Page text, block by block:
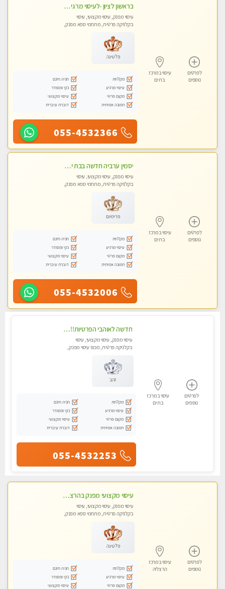
לפרטים
נוספים
עיסוי במרכז
בת ים
בראשון לציון -לעיסוי מרגיע ומפנק VIP-מומלץ לחלוטין! פרטי! ​​​​​​ Highly recommended
עיסוי מפנק, עיסוי מקצועי, עיסוי
בקלניקה פרטית, מתחמי ספא מפנק,
פלטינה
מקלחת
חניה חינם
עיסוי מרגיע
נקי ומסודר
מקום פרטי
עיסוי מקצועי
תמונה אמיתית
דוברת עיברית
055-4532366
לפרטים
נוספים
עיסוי במרכז
בת ים
יסמין ערביה חדשה בבת ים חדש חדש .כל סוגי העיסויים במקום הכי מושלם בעיר בת ים . highly recommended..new in the city
עיסוי מפנק, עיסוי מקצועי, עיסוי
בקלניקה פרטית, מתחמי ספא מפנק,
טנטרה
פרימיום
מקלחת
חניה חינם
עיסוי מרגיע
נקי ומסודר
מקום פרטי
עיסוי מקצועי
תמונה אמיתית
דוברת עיברית
055-4532006
לפרטים
נוספים
עיסוי במרכז
בת ים
חדשה לאוהבי הפרטיות!!בראשון לציון! מעסה vip מפנקת בקליניקה פרטית לחלוטין!!! לבד! לרציניים בלבד! מומלץ!
עיסוי מפנק, עיסוי מקצועי, עיסוי
בקלניקה פרטית, מכוני עיסוי מפנק,
זהב
מקלחת
חניה חינם
עיסוי מרגיע
נקי ומסודר
מקום פרטי
עיסוי מקצועי
תמונה אמיתית
דוברת עיברית
055-4532253
לפרטים
נוספים
עיסוי במרכז
הרצליה
עיסוי מקצועי מפנק בהרצליה-מומלץ !!אירוח ברמה אחרת ...כולל שתיה חמה/קרה + בקבוק מים
עיסוי מפנק, עיסוי מקצועי, עיסוי
בקלניקה פרטית, מתחמי ספא מפנק,
פלטינה
מקלחת
חניה חינם
עיסוי מרגיע
נקי ומסודר
מקום פרטי
עיסוי מקצועי